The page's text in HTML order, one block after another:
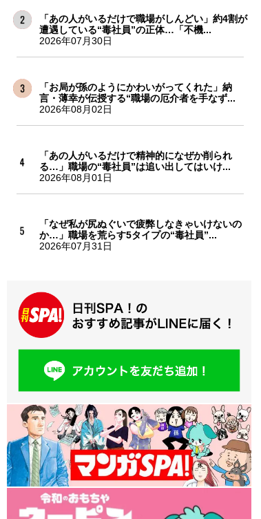
「あの人がいるだけで職場がしんどい」約4割が
遭遇している“毒社員”の正体…「不機...
2026年07月30日
「お局が孫のようにかわいがってくれた」納
言・薄幸が伝授する“職場の厄介者を手なず...
2026年08月02日
「あの人がいるだけで精神的になぜか削られ
る…」職場の“毒社員”は追い出してはいけ...
2026年08月01日
「なぜ私が尻ぬぐいで疲弊しなきゃいけないの
か…」職場を荒らす5タイプの“毒社員”...
2026年07月31日